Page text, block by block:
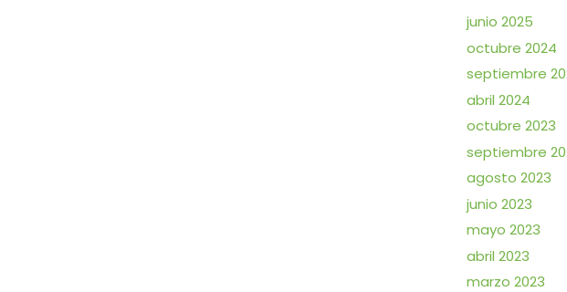
junio 2025
octubre 2024
septiembre
abril 2024
octubre 2023
septiembre
agosto 2023
junio 2023
mayo 2023
abril 2023
marzo 2023